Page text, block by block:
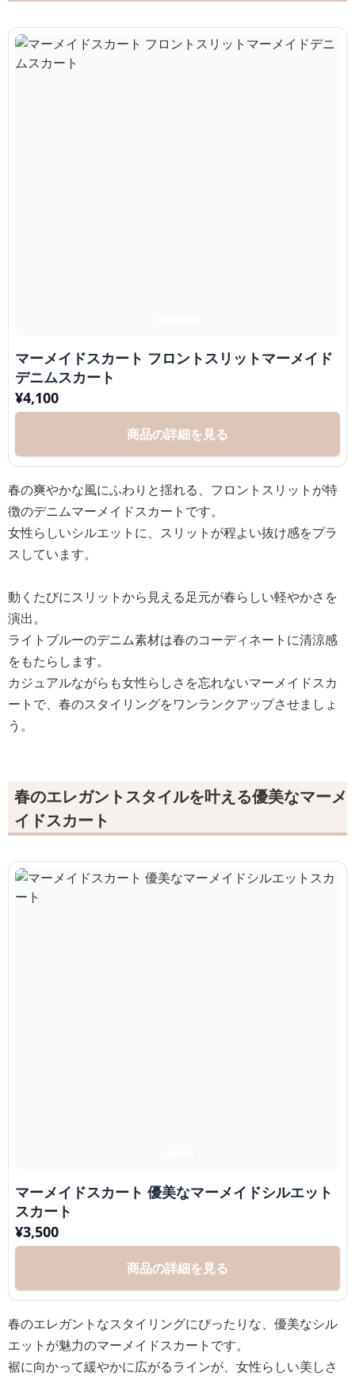
マーメイドスカート フロントスリットマーメイド
デニムスカート
¥4,100
商品の詳細を見る
春の爽やかな風にふわりと揺れる、フロントスリットが特
徴のデニムマーメイドスカートです。
女性らしいシルエットに、スリットが程よい抜け感をプラ
スしています。
動くたびにスリットから見える足元が春らしい軽やかさを
演出。
ライトブルーのデニム素材は春のコーディネートに清涼感
をもたらします。
カジュアルながらも女性らしさを忘れないマーメイドスカ
ートで、春のスタイリングをワンランクアップさせましょ
う。
春のエレガントスタイルを叶える優美なマーメ
イドスカート
マーメイドスカート 優美なマーメイドシルエット
スカート
¥3,500
商品の詳細を見る
春のエレガントなスタイリングにぴったりな、優美なシル
エットが魅力のマーメイドスカートです。
裾に向かって緩やかに広がるラインが、女性らしい美しさ